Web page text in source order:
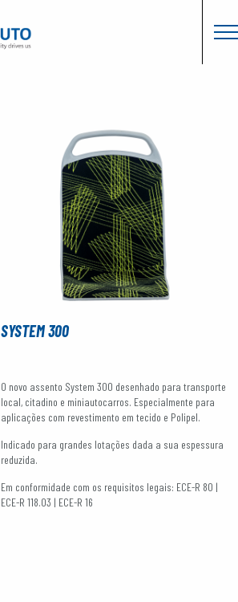
SYSTEM 300
O novo assento System 300 desenhado para transporte
local, citadino e miniautocarros. Especialmente para
aplicações com revestimento em tecido e Polipel.
Indicado para grandes lotações dada a sua espessura
reduzida.
Em conformidade com os requisitos legais: ECE-R 80 |
ECE-R 118.03 | ECE-R 16